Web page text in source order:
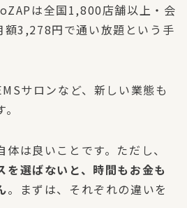
は全国1,800店舗以上・会
額3,278円で通い放題という手
サロンなど、新しい業態も
は良いことです。ただし、
を選ばないと、時間もお金も
。まずは、それぞれの違いを